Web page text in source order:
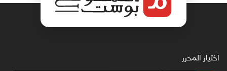
اختيار المحرر